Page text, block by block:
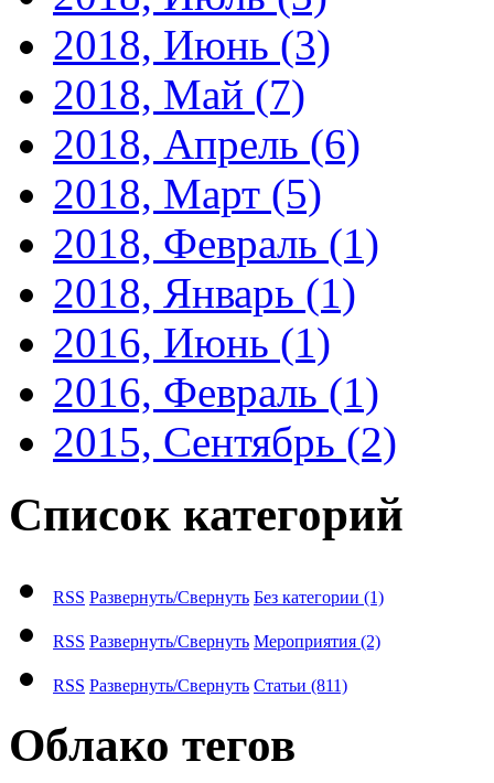
2018, Июнь (3)
2018, Май (7)
2018, Апрель (6)
2018, Март (5)
2018, Февраль (1)
2018, Январь (1)
2016, Июнь (1)
2016, Февраль (1)
2015, Сентябрь (2)
Список категорий
RSS Развернуть/Свернуть Без категории (1)
RSS Развернуть/Свернуть Мероприятия (2)
RSS Развернуть/Свернуть Статьи (811)
Облако тегов